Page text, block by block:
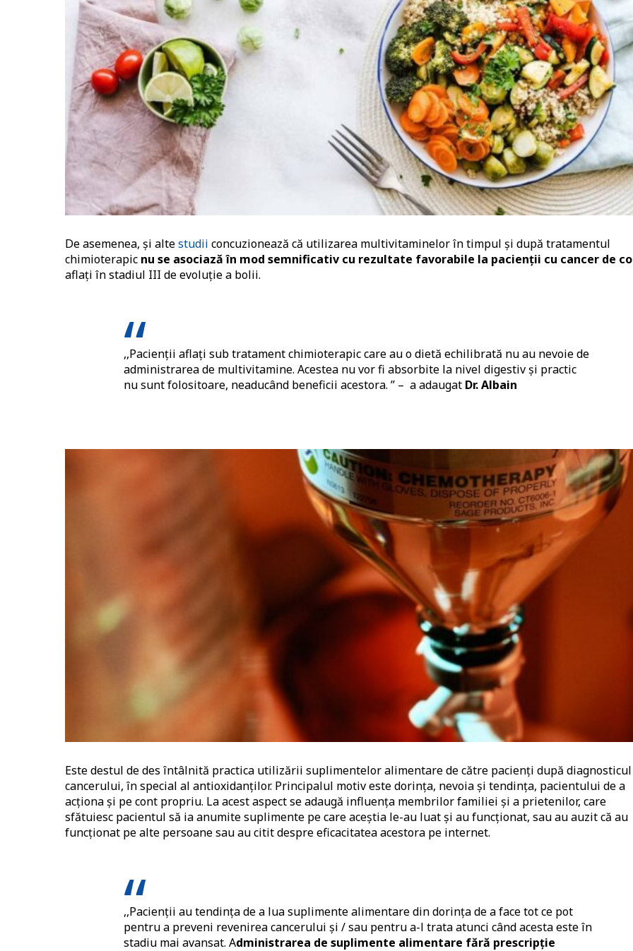
De asemenea, și altestudii concuzionează că utilizarea multivitaminelor în timpul și după tratamentul
chimioterapic nu se asociază în mod semnificativ cu rezultate favorabile la pacienții cu cancer de
aflați în stadiul III de evoluție a bolii.
,,Pacienții aflați sub tratament chimioterapic care au o dietă echilibrată nu au nevoie de
administrarea de multivitamine. Acestea nu vor fi absorbite la nivel digestiv și practic
nu sunt folositoare, neaducând beneficii acestora. ’’ – a adaugat Dr. Albain
Este destul de des întâlnită practica utilizării suplimentelor alimentare de către pacienți după diagnosticul
cancerului, în special al antioxidanților. Principalul motiv este dorința, nevoia și tendința, pacientului de a
acționa și pe cont propriu. La acest aspect se adaugă influența membrilor familiei și a prietenilor, care
sfătuiesc pacientul să ia anumite suplimente pe care aceștia le-au luat și au funcționat, sau au auzit că au
funcționat pe alte persoane sau au citit despre eficacitatea acestora pe internet.
,,Pacienții au tendința de a lua suplimente alimentare din dorința de a face tot ce pot
pentru a preveni revenirea cancerului și / sau pentru a-l trata atunci când acesta este în
stadiu mai avansat. Administrarea de suplimente alimentare fără prescripție